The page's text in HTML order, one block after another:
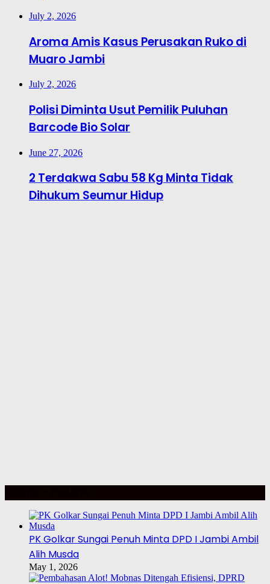
July 2, 2026
Aroma Amis Kasus Perusakan Ruko di
Muaro Jambi
July 2, 2026
Polisi Diminta Usut Pemilik Puluhan
Barcode Bio Solar
June 27, 2026
2 Terdakwa Sabu 58 Kg Minta Tidak
Dihukum Seumur Hidup
PK Golkar Sungai Penuh Minta DPD I Jambi Ambil
Alih Musda
May 1, 2026